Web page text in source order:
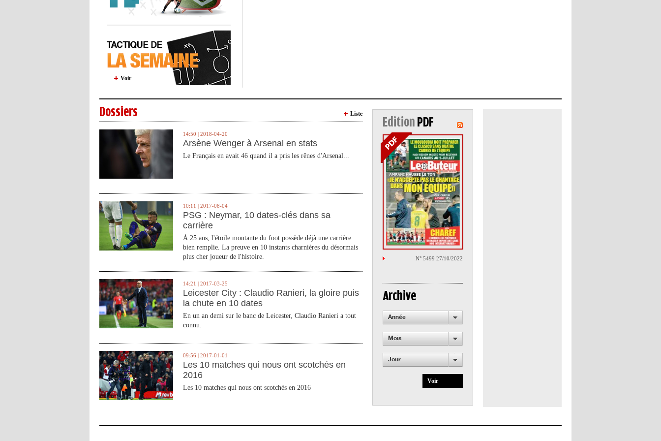
Voir
Dossiers Liste
14:50 | 2018-04-20
Arsène Wenger à Arsenal en stats
Le Français en avait 46 quand il a pris les rênes d'Arsenal...
10:11 | 2017-08-04
PSG : Neymar, 10 dates-clés dans sa
carrière
À 25 ans, l'étoile montante du foot possède déjà une carrière
bien remplie. La preuve en 10 instants charnières du désormais
plus cher joueur de l'histoire.
14:21 | 2017-03-25
Leicester City : Claudio Ranieri, la gloire puis
la chute en 10 dates
En un an demi sur le banc de Leicester, Claudio Ranieri a tout
connu.
09:56 | 2017-01-01
Les 10 matches qui nous ont scotchés en
2016
Les 10 matches qui nous ont scotchés en 2016
Edition PDF
N° 5499 27/10/2022
Archive
Année
Mois
Jour
Voir